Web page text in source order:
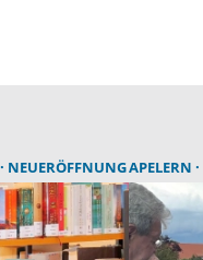
NEUERÖFFNUNGAPELERN